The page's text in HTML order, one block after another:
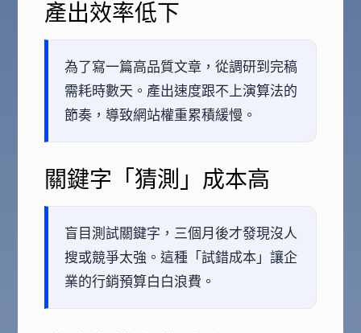
產出效率低下
為了寫一篇高品質文章，從調研到完稿
需耗時數天。產出速度跟不上演算法的
節奏，導致網站權重累積緩慢。
關鍵字「猜測」成本高
盲目測試關鍵字，三個月後才發現沒人
搜或競爭太強。這種「試錯成本」讓企
業的行銷預算白白浪費。